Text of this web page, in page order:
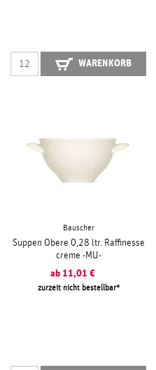
WARENKORB
Bauscher
Suppen Obere 0,28 ltr. Raffinesse
creme -MU-
ab 11,01 €
zurzeit nicht bestellbar